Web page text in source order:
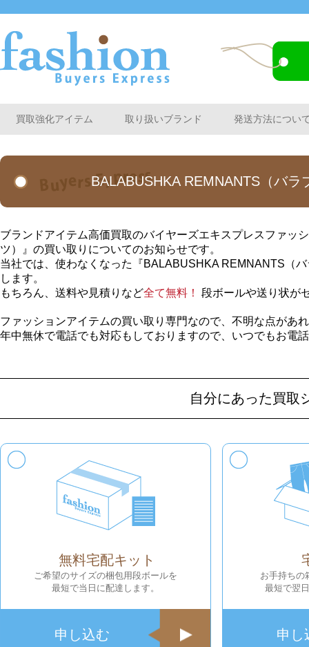
買取強化アイテム 取り扱いブランド 発送方法につい
BALABUSHKA REMNANTS（バ
ブランドアイテム高価買取のバイヤーズエキスプレスファッ
ツ）』の買い取りについてのお知らせです。
当社では、使わなくなった『BALABUSHKA REMNANTS（
します。
もちろん、送料や見積りなど全て無料！ 段ボールや送り状が
ファッションアイテムの買い取り専門なので、不明な点があ
年中無休で電話でも対応もしておりますので、いつでもお電
自分にあった買取
無料宅配キット
ご希望のサイズの梱包用段ボールを
最短で当日に配達します。
申し込む
お手持ちの
最短で翌
申し